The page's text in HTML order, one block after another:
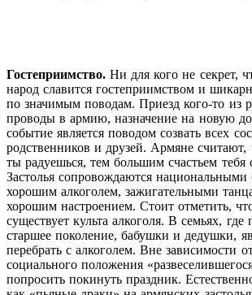
Гостеприимство. Ни для кого не секрет,
народ славится гостеприимством и
по значимым поводам. Приезд кого-то из
проводы в армию, назначение на новую
событие является поводом созвать всех
родственников и друзей. Армяне считают,
ты радуешься, тем большим счастьем тебя
Застолья сопровождаются
хорошим алкоголем, зажигательными
хорошим настроением. Стоит отметить,
существует культа алкоголя. В семьях, где
старшее поколение, бабушки и дедушки,
перебрать с алкоголем. Вне зависимости
социального положения
попросить покинуть праздник.